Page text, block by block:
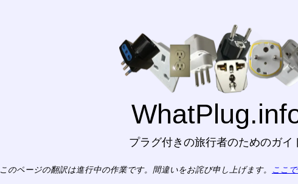
プラグ付きの旅行者のためのガイ
このページの翻訳は進行中の作業です。間違いをお詫び申し上げます。 ここ